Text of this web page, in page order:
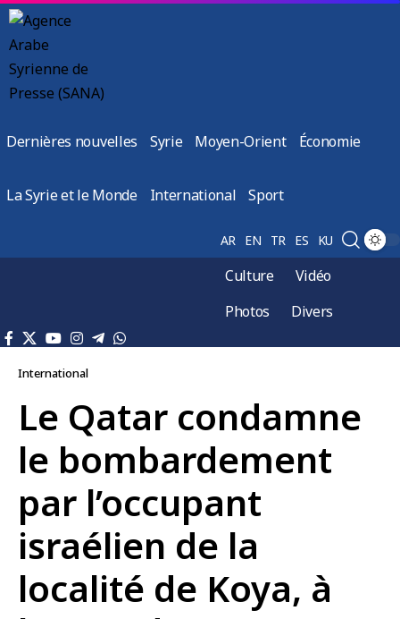
Dernières nouvelles Syrie Moyen-Orient Économie
La Syrie et le Monde International Sport
AR EN TR ES KU
Culture
Vidéo
Photos
Divers
International
Le Qatar condamne
le bombardement
par l’occupant
israélien de la
localité de Koya, à